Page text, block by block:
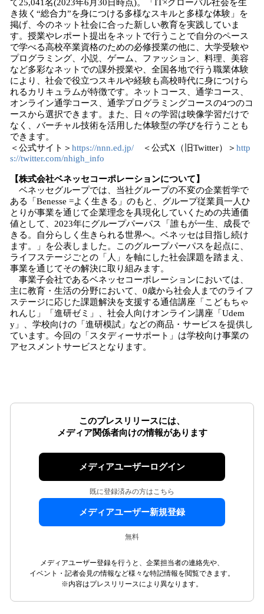
て25,041名(2023年6月30日時点)。「IT×グローバル社会を生
き抜く“総合力”を身につける多様なスキルと多様な体験」を
掲げ、今のネット社会に合った新しい教育を実践していま
す。授業やレポート提出をネットで行うことで自分のペース
で学べる高校卒業資格のための必修授業の他に、大学受験や
プログラミング、小説、ゲーム、ファッション、料理、美容
など多彩なネットでの課外授業や、全国各地で行う職業体験
により、社会で役立つスキルや経験も高校時代に身につけら
れるカリキュラムが特徴です。ネットコース、通学コース、
オンライン通学コース、通学プログラミングコースの4つのコ
ースから選択できます。また、日々の学習は映像学習だけで
なく、バーチャル技術を活用した体験型の学びを行うことも
できます。
＜公式サイト＞ https://nnn.ed.jp/ ＜公式X（旧Twitter）＞ http
s://twitter.com/nhigh_info
【株式会社ベネッセコーポレーションについて】
ベネッセグループでは、当社グループの不変の企業哲学で
ある「Benesse =よく生きる」のもと、グループ従業員一人ひ
とりが事業を通じて企業理念を具現化していくための共通価
値として、2023年にグループパーパス「誰もが一生、成長で
きる。自分らしく生きられる世界へ。ベネッセは目指し続け
ます。」を公表しました。このグループパーパスを起点に、
ライフステージごとの「人」を軸にした社会課題を踏まえ、
事業を通じてその解決に取り組みます。
事業子会社であるベネッセコーポレーションにおいては、
主に教育・生活の分野において、0歳から社会人までのライフ
ステージに応じた課題解決を支援する通信講座「こどもちゃ
れんじ」「進研ゼミ」、社会人向けオンライン講座「Udem
y」、学校向けの「進研模試」などの商品・サービスを提供し
ています。今回の「スタディーサポート」は学校向け事業の
アセスメントサービスとなります。
このプレスリリースには、
メディア関係者向けの情報があります
メディアユーザーログイン
既に登録済みの方はこちら
メディアユーザー新規登録
無料
メディアユーザー登録を行うと、企業担当者の連絡先や、
イベント・記者会見の情報など様々な特記情報を閲覧できます。
※内容はプレスリリースにより異なります。